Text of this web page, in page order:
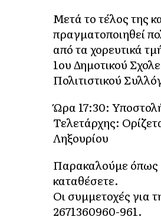
Μετά το τέλος της
πραγματοποιηθεί
από τα χορευτικά
1ου Δημοτικού
Πολιτιστικού
Ώρα 17:30:
Τελετάρχης:
Ληξουρίου
Παρακαλούμε όπως
καταθέσετε.
Οι συμμετοχές για
2671360960-961.